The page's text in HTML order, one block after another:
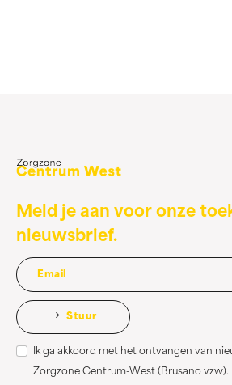
Meld je aan voor onze
nieuwsbrief.
Stuur
Ik ga akkoord met het ontvangen van
Zorgzone Centrum-West (Brusano vzw).